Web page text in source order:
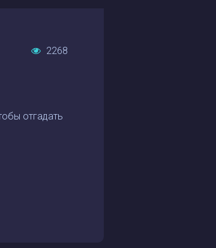
2268
отгадать